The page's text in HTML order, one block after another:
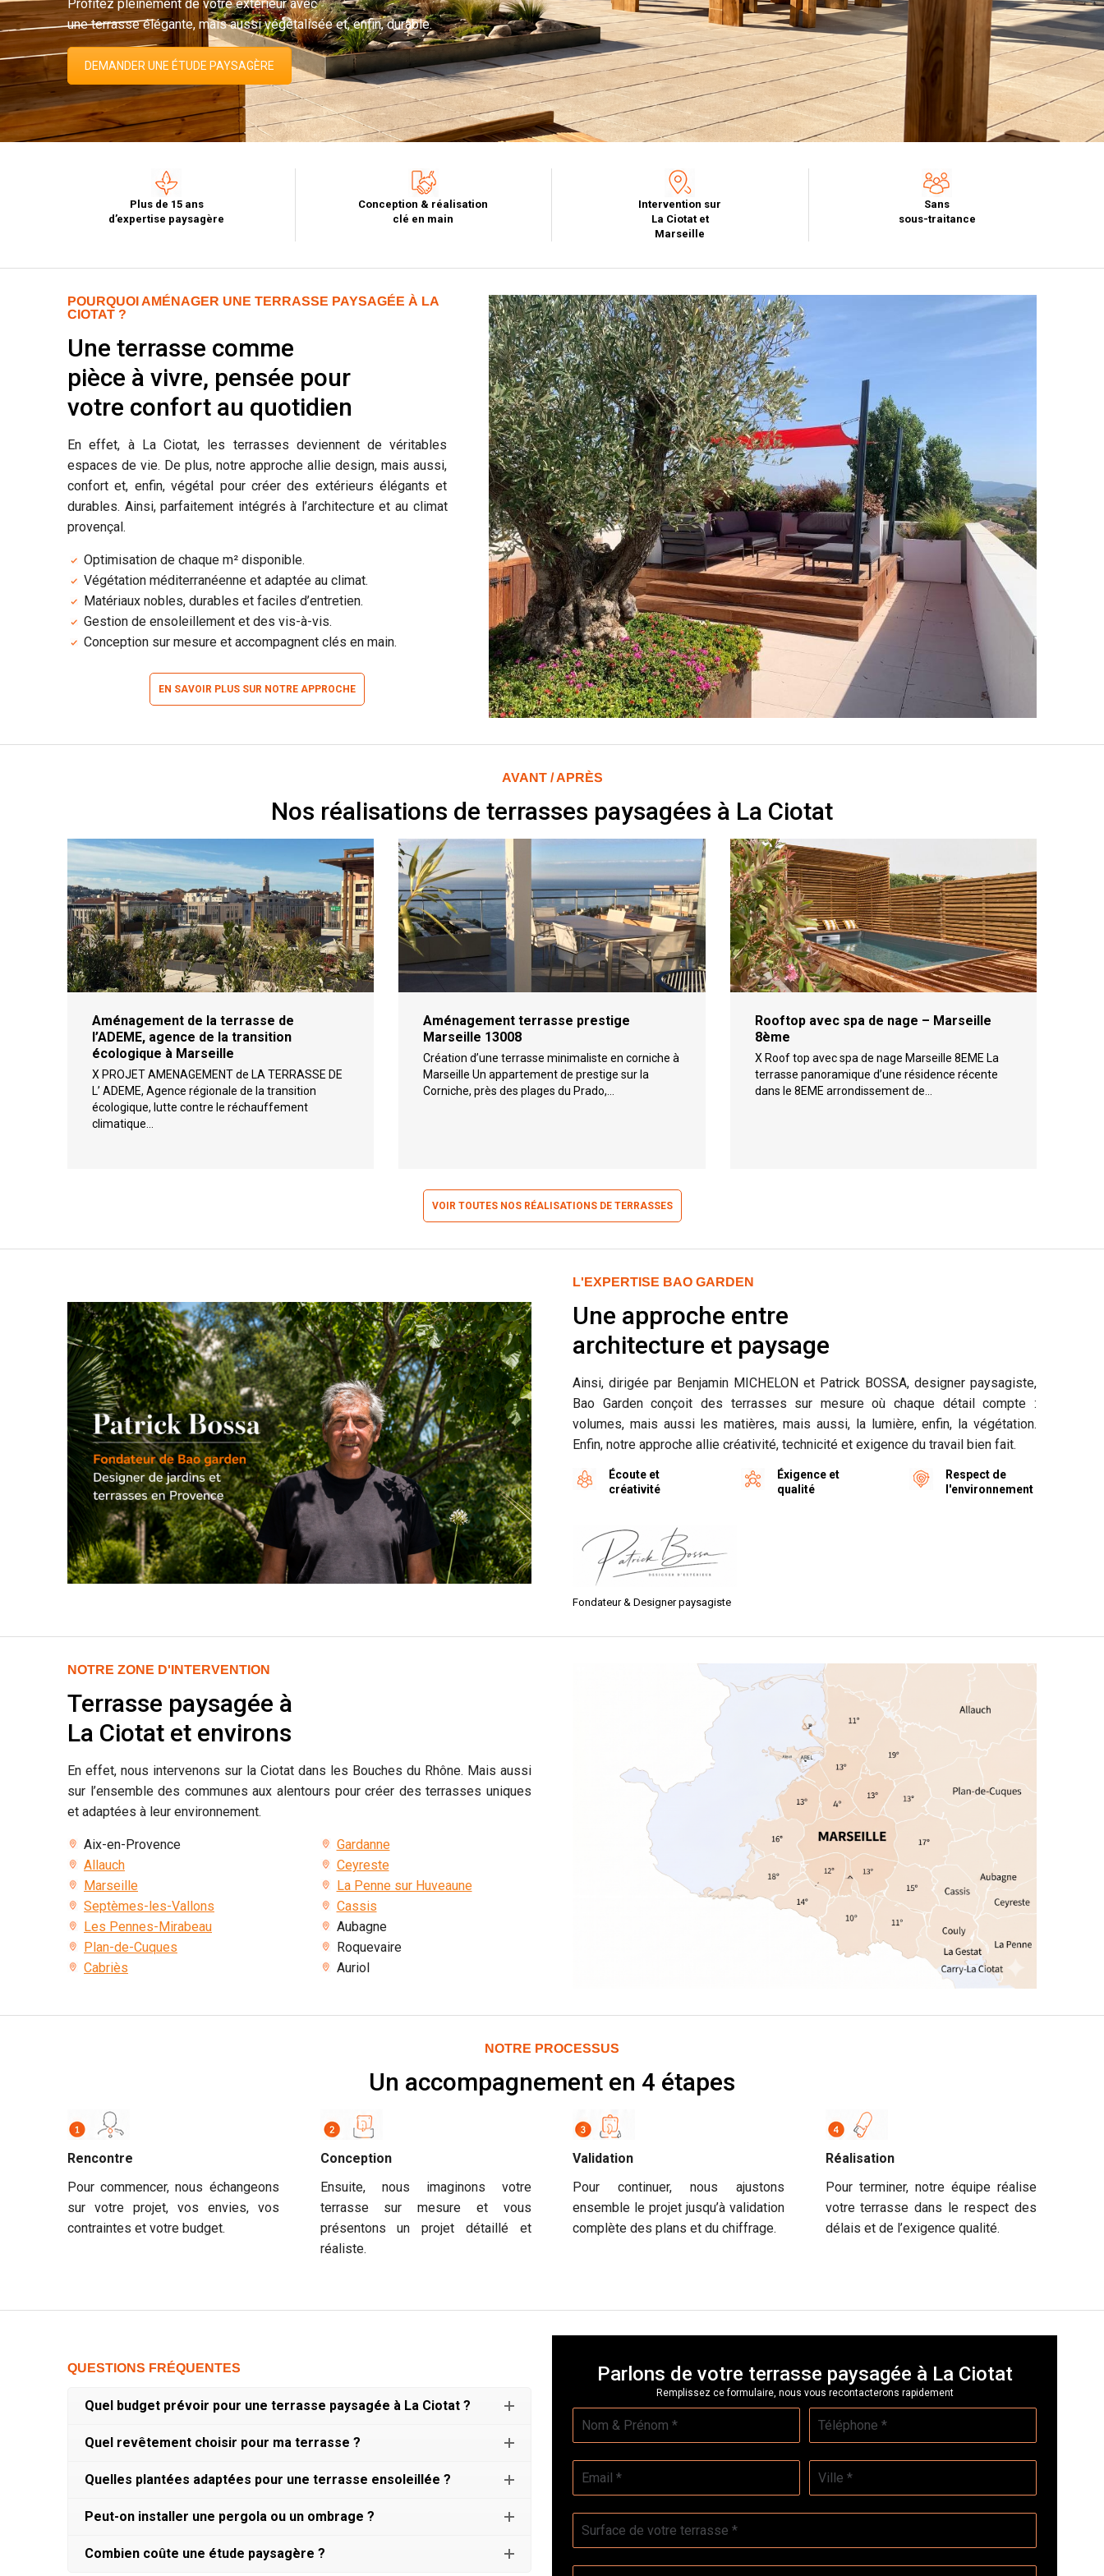
Profitez pleinement de votre extérieur avec
une terrasse élégante, mais aussi végétalisée et, enfin, durable.
DEMANDER UNE ÉTUDE PAYSAGÈRE
Plus de 15 ans
d’expertise paysagère
Conception & réalisation
clé en main
Intervention sur
La Ciotat et
Marseille
Sans
sous-traitance
POURQUOI AMÉNAGER UNE TERRASSE PAYSAGÉE À LA
CIOTAT ?
Une terrasse comme
pièce à vivre, pensée pour
votre confort au quotidien
En effet, à La Ciotat, les terrasses deviennent de véritables
espaces de vie. De plus, notre approche allie design, mais aussi,
confort et, enfin, végétal pour créer des extérieurs élégants et
durables. Ainsi, parfaitement intégrés à l’architecture et au climat
provençal.
Optimisation de chaque m² disponible.
Végétation méditerranéenne et adaptée au climat.
Matériaux nobles, durables et faciles d’entretien.
Gestion de ensoleillement et des vis-à-vis.
Conception sur mesure et accompagnent clés en main.
EN SAVOIR PLUS SUR NOTRE APPROCHE
AVANT / APRÈS
Nos réalisations de terrasses paysagées à La Ciotat
Aménagement de la terrasse de
l’ADEME, agence de la transition
écologique à Marseille
X PROJET AMENAGEMENT de LA TERRASSE DE
L’ ADEME, Agence régionale de la transition
écologique, lutte contre le réchauffement
climatique…
Aménagement terrasse prestige
Marseille 13008
Création d’une terrasse minimaliste en corniche à
Marseille Un appartement de prestige sur la
Corniche, près des plages du Prado,…
Rooftop avec spa de nage – Marseille
8ème
X Roof top avec spa de nage Marseille 8EME La
terrasse panoramique d’une résidence récente
dans le 8EME arrondissement de…
VOIR TOUTES NOS RÉALISATIONS DE TERRASSES
L'EXPERTISE BAO GARDEN
Une approche entre
architecture et paysage
Ainsi, dirigée par Benjamin MICHELON et Patrick BOSSA, designer paysagiste,
Bao Garden conçoit des terrasses sur mesure où chaque détail compte :
volumes, mais aussi les matières, mais aussi, la lumière, enfin, la végétation.
Enfin, notre approche allie créativité, technicité et exigence du travail bien fait.
Écoute et
créativité
Éxigence et
qualité
Respect de
l'environnement
Fondateur & Designer paysagiste
NOTRE ZONE D'INTERVENTION
Terrasse paysagée à
La Ciotat et environs
En effet, nous intervenons sur la Ciotat dans les Bouches du Rhône. Mais aussi
sur l’ensemble des communes aux alentours pour créer des terrasses uniques
et adaptées à leur environnement.
Aix-en-Provence
Allauch
Marseille
Septèmes-les-Vallons
Les Pennes-Mirabeau
Plan-de-Cuques
Cabriès
Gardanne
Ceyreste
La Penne sur Huveaune
Cassis
Aubagne
Roquevaire
Auriol
NOTRE PROCESSUS
Un accompagnement en 4 étapes
Rencontre
Pour commencer, nous échangeons
sur votre projet, vos envies, vos
contraintes et votre budget.
Conception
Ensuite, nous imaginons votre
terrasse sur mesure et vous
présentons un projet détaillé et
réaliste.
Validation
Pour continuer, nous ajustons
ensemble le projet jusqu’à validation
complète des plans et du chiffrage.
Réalisation
Pour terminer, notre équipe réalise
votre terrasse dans le respect des
délais et de l’exigence qualité.
QUESTIONS FRÉQUENTES
Quel budget prévoir pour une terrasse paysagée à La Ciotat ?
Quel revêtement choisir pour ma terrasse ?
Quelles plantées adaptées pour une terrasse ensoleillée ?
Peut-on installer une pergola ou un ombrage ?
Combien coûte une étude paysagère ?
Parlons de votre terrasse paysagée à La Ciotat
Remplissez ce formulaire, nous vous recontacterons rapidement
mail
Surface
de